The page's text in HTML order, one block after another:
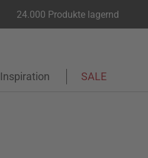
24.000 Produkte lagernd
Inspiration SALE